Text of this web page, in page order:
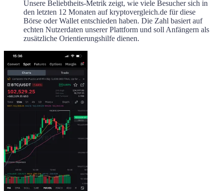
Unsere Beliebtheits-Metrik zeigt, wie viele Besucher sich in
den letzten 12 Monaten auf kryptovergleich.de für diese
Börse oder Wallet entschieden haben. Die Zahl basiert auf
echten Nutzerdaten unserer Plattform und soll Anfängern als
zusätzliche Orientierungshilfe dienen.